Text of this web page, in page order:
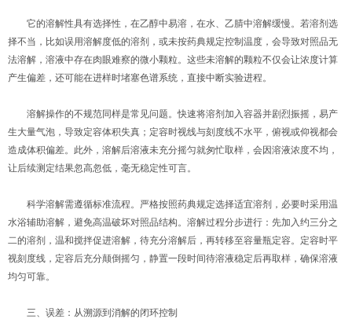
它的溶解性具有选择性，在乙醇中易溶，在水、乙腈中溶解缓慢。若溶剂选
择不当，比如误用溶解度低的溶剂，或未按药典规定控制温度，会导致对照品无
法溶解，溶液中存在肉眼难察的微小颗粒。这些未溶解的颗粒不仅会让浓度计算
产生偏差，还可能在进样时堵塞色谱系统，直接中断实验进程。
溶解操作的不规范同样是常见问题。快速将溶剂加入容器并剧烈振摇，易产
生大量气泡，导致定容体积失真；定容时视线与刻度线不水平，俯视或仰视都会
造成体积偏差。此外，溶解后溶液未充分摇匀就匆忙取样，会因溶液浓度不均，
让后续测定结果忽高忽低，毫无稳定性可言。
科学溶解需遵循标准流程。严格按照药典规定选择适宜溶剂，必要时采用温
水浴辅助溶解，避免高温破坏对照品结构。溶解过程分步进行：先加入约三分之
二的溶剂，温和搅拌促进溶解，待充分溶解后，再转移至容量瓶定容。定容时平
视刻度线，定容后充分颠倒摇匀，静置一段时间待溶液稳定后再取样，确保溶液
均匀可靠。
三、误差：从溯源到消解的闭环控制